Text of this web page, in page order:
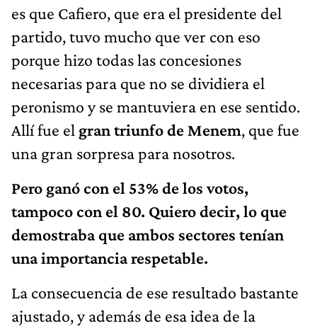
es que Cafiero, que era el presidente del
partido, tuvo mucho que ver con eso
porque hizo todas las concesiones
necesarias para que no se dividiera el
peronismo y se mantuviera en ese sentido.
Allí fue el gran triunfo de Menem, que fue
una gran sorpresa para nosotros.
Pero ganó con el 53% de los votos,
tampoco con el 80. Quiero decir, lo que
demostraba que ambos sectores tenían
una importancia respetable.
La consecuencia de ese resultado bastante
ajustado, y además de esa idea de la